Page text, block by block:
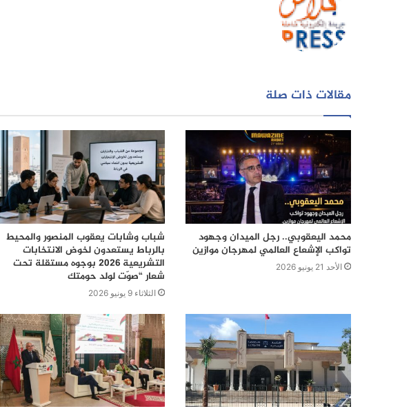
مقالات ذات صلة
محمد اليعقوبي.. رجل الميدان وجهود
تواكب الإشعاع العالمي لمهرجان موازين
الأحد 21 يونيو 2026
شباب وشابات يعقوب المنصور والمحيط
بالرباط يستعدون لخوض الانتخابات
التشريعية 2026 بوجوه مستقلة تحت
شعار “صوّت لولد حومتك
الثلاثاء 9 يونيو 2026